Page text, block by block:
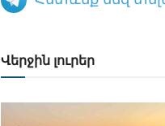
Վերջին լուրեր